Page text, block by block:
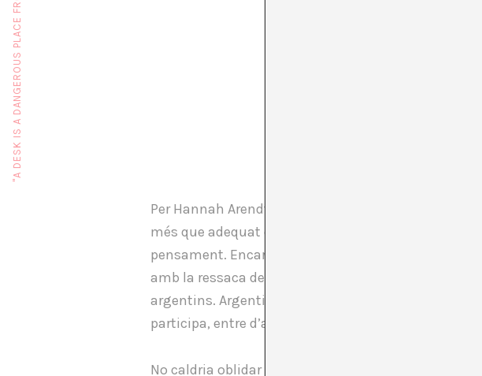
Per Hannah Arendt preguntar-se pel concepte de
més que adequat que a l’hora d’inaugurar un
pensament. Encara més si la conjuntura política
amb la ressaca de la cita electoral espanyola i a
argentins. Argentina tot just acaba d’inaugurar
participa, entre d’altres, l’artista Jordi Colomer amb
No caldria oblidar que el comunisme va ser, de